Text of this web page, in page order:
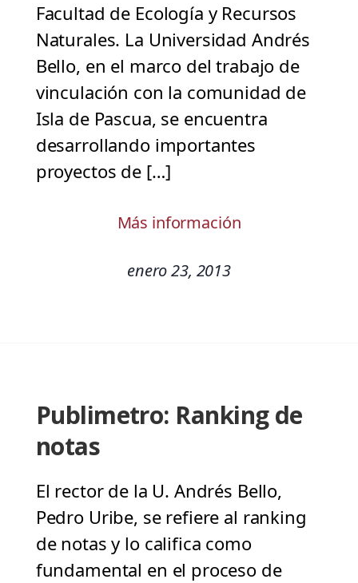
Facultad de Ecología y Recursos
Naturales. La Universidad Andrés
Bello, en el marco del trabajo de
vinculación con la comunidad de
Isla de Pascua, se encuentra
desarrollando importantes
proyectos de […]
Más información
enero 23, 2013
Publimetro: Ranking de
notas
El rector de la U. Andrés Bello,
Pedro Uribe, se refiere al ranking
de notas y lo califica como
fundamental en el proceso de